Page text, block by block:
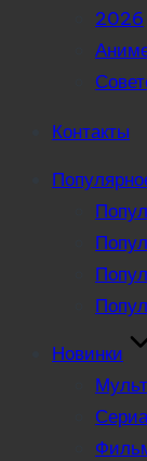
2026
Контакты
Новинки